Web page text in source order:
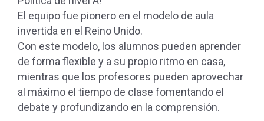
El equipo fue pionero en el modelo de aula
invertida en el Reino Unido.
Con este modelo, los alumnos pueden aprender
de forma flexible y a su propio ritmo en casa,
mientras que los profesores pueden aprovechar
al máximo el tiempo de clase fomentando el
debate y profundizando en la comprensión.